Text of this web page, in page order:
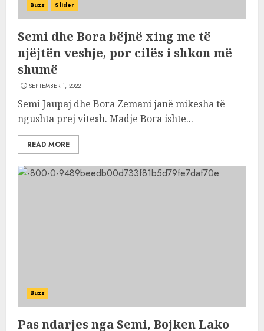
Buzz Slider
Semi dhe Bora bëjnë xing me të
njëjtën veshje, por cilës i shkon më
shumë
SEPTEMBER 1, 2022
Semi Jaupaj dhe Bora Zemani janë mikesha të
ngushta prej vitesh. Madje Bora ishte...
READ MORE
Buzz
Pas ndarjes nga Semi, Bojken Lako